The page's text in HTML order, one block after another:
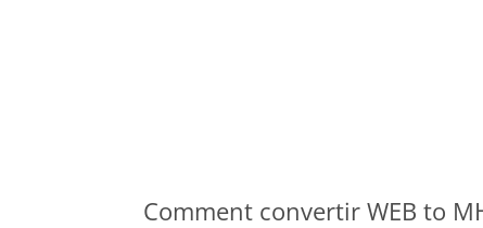
Comment convertir WEB to